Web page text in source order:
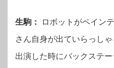
生駒：
ロボットがペイン
さん自身が出ていらっし
出演した時にバックステ